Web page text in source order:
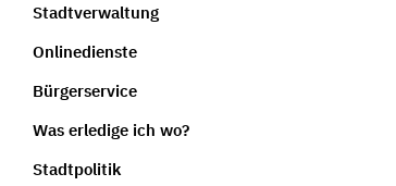
Stadtverwaltung
Onlinedienste
Bürgerservice
Was erledige ich wo?
Stadtpolitik